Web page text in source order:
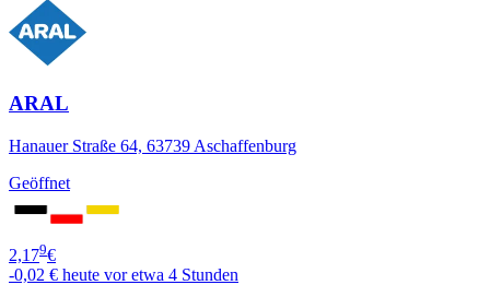
ARAL
Hanauer Straße 64, 63739 Aschaffenburg
Geöffnet
2,179€
-0,02 € heute vor etwa 4 Stunden